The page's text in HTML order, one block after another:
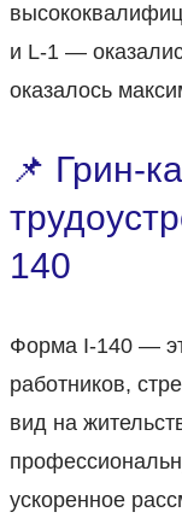
и L-1 —
оказалось
📌 Грин-
140
Форма I-140 —
работников,
вид на
ускоренное